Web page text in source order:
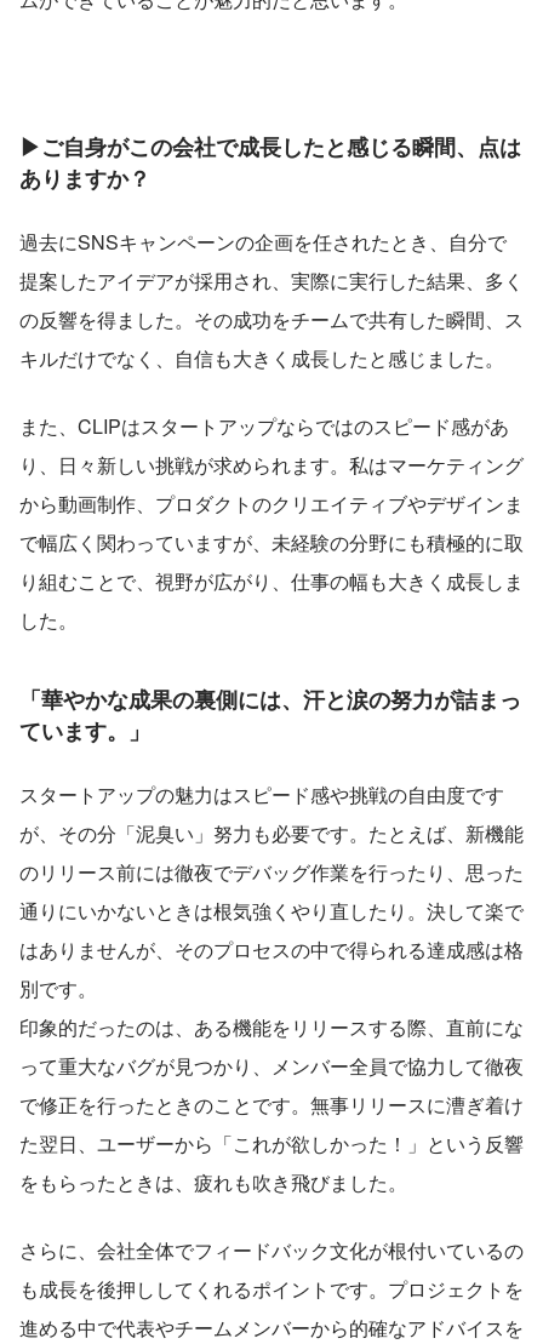
▶ご自身がこの会社で成長したと感じる瞬間、点は
ありますか？
過去にSNSキャンペーンの企画を任されたとき、自分で
提案したアイデアが採用され、実際に実行した結果、多く
の反響を得ました。その成功をチームで共有した瞬間、ス
キルだけでなく、自信も大きく成長したと感じました。
また、CLIPはスタートアップならではのスピード感があ
り、日々新しい挑戦が求められます。私はマーケティング
から動画制作、プロダクトのクリエイティブやデザインま
で幅広く関わっていますが、未経験の分野にも積極的に取
り組むことで、視野が広がり、仕事の幅も大きく成長しま
した。
「華やかな成果の裏側には、汗と涙の努力が詰まっ
ています。」
スタートアップの魅力はスピード感や挑戦の自由度です
が、その分「泥臭い」努力も必要です。たとえば、新機能
のリリース前には徹夜でデバッグ作業を行ったり、思った
通りにいかないときは根気強くやり直したり。決して楽で
はありませんが、そのプロセスの中で得られる達成感は格
別です。
印象的だったのは、ある機能をリリースする際、直前にな
って重大なバグが見つかり、メンバー全員で協力して徹夜
で修正を行ったときのことです。無事リリースに漕ぎ着け
た翌日、ユーザーから「これが欲しかった！」という反響
をもらったときは、疲れも吹き飛びました。
さらに、会社全体でフィードバック文化が根付いているの
も成長を後押ししてくれるポイントです。プロジェクトを
進める中で代表やチームメンバーから的確なアドバイスを